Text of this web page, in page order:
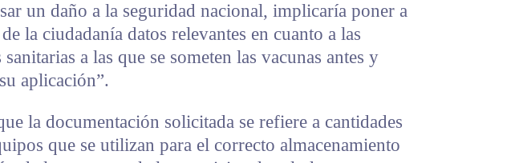
un daño a la seguridad nacional, implicaría poner a
la ciudadanía datos relevantes en cuanto a las
sanitarias a las que se someten las vacunas antes y
aplicación”.
la documentación solicitada se refiere a cantidades
que se utilizan para el correcto almacenamiento